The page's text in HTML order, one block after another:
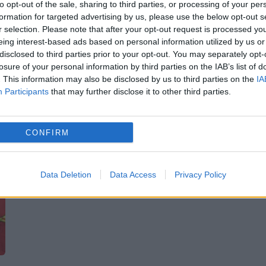
opt-out of the sale, sharing to third parties, or processing of your
for targeted advertising by us, please use the below opt-out
selection. Please note that after your opt-out request is processed
interest-based ads based on personal information utilized by us
to third parties prior to your opt-out. You may separately
of your personal information by third parties on the IAB’s list of
This information may also be disclosed by us to third parties on the
Participants that may further disclose it to other third parties.
CONFIRM
Data Deletion Data Access Privacy Policy
duminică, fiind furaţi banii din "Cutia milei"
din magazinul interior care vindea obiecte
bisericeşti, a...